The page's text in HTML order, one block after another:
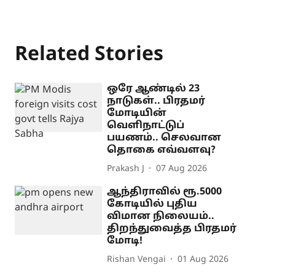
Related Stories
ஒரே ஆண்டில் 23
நாடுகள்.. பிரதமர்
மோடியின்
வெளிநாட்டுப்
பயணம்.. செலவான
தொகை எவ்வளவு?
Prakash J 07 Aug 2026
ஆந்திராவில் ரூ.5000
கோடியில் புதிய
விமான நிலையம்..
திறந்துவைத்த பிரதமர்
மோடி!
Rishan Vengai 01 Aug 2026